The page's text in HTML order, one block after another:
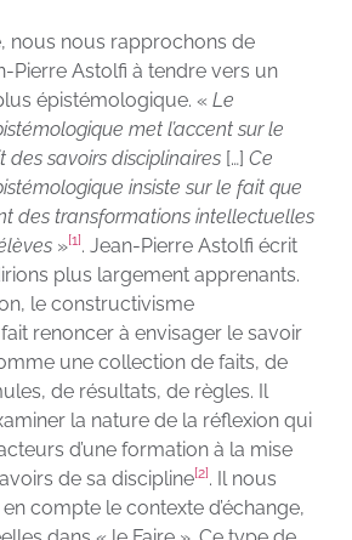
nous nous rapprochons de
Pierre Astolfi à tendre vers un
épistémologique. « Le
met l’accent sur le
des savoirs disciplinaires […] Ce
insiste sur le fait que
des transformations intellectuelles
»[1]. Jean-Pierre Astolfi écrit
plus largement apprenants.
le constructivisme
renoncer à envisager le savoir
une collection de faits, de
de résultats, de règles. Il
la nature de la réflexion qui
d’une formation à la mise
de sa discipline[2]. Il nous
compte le contexte d’échange,